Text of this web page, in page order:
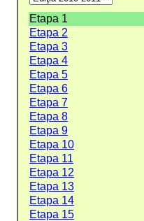
Etapa 1
Etapa 2
Etapa 3
Etapa 4
Etapa 5
Etapa 6
Etapa 7
Etapa 8
Etapa 9
Etapa 10
Etapa 11
Etapa 12
Etapa 13
Etapa 14
Etapa 15